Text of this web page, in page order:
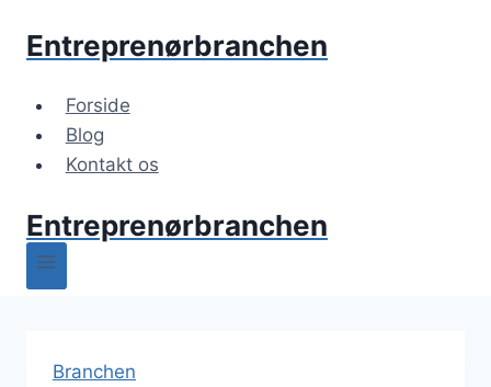
Entreprenørbranchen
Forside
Blog
Kontakt os
Entreprenørbranchen
Branchen